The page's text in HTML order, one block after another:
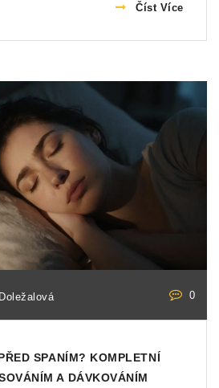
Číst Více
0
SPANÍM? KOMPLETNÍ
A DÁVKOVÁNÍM